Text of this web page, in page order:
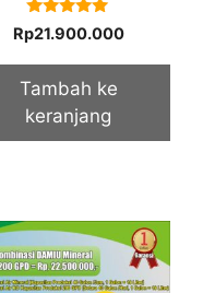
5.00
out of 5
Rp21.900.000
Tambah ke
keranjang